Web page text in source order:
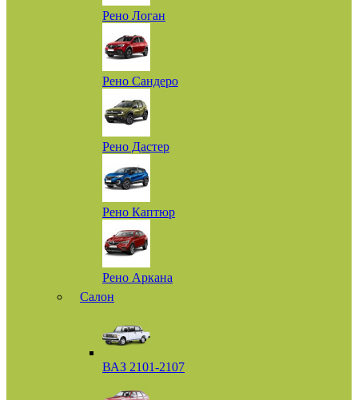
Рено Логан
Рено Сандеро
Рено Дастер
Рено Каптюр
Рено Аркана
Салон
ВАЗ 2101-2107